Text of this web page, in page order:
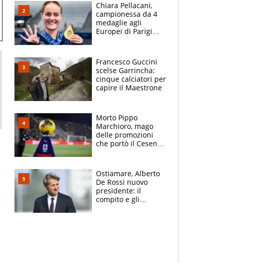
Chiara Pellacani,
campionessa da 4
medaglie agli
Europei di Parigi
giornalista, mamma
Francesca
Insegnante e il
fratello calciatore
Francesco Guccini
scelse Garrincha:
cinque calciatori per
capire il Maestrone
Morto Pippo
Marchioro, mago
delle promozioni
che portò il Cesena
di Baresi
Ostiamare, Alberto
De Rossi nuovo
presidente: il
compito e gli